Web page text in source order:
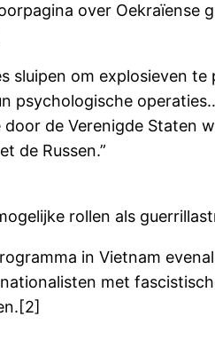
over Oekraïense
sluipen om explosieven
psychologische
de Verenigde Staten
de Russen.”
rollen als
in Vietnam
met